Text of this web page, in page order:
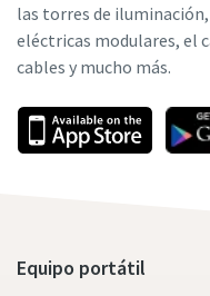
las torres de
eléctricas modulares, el
cables y mucho más.
Equipo portátil